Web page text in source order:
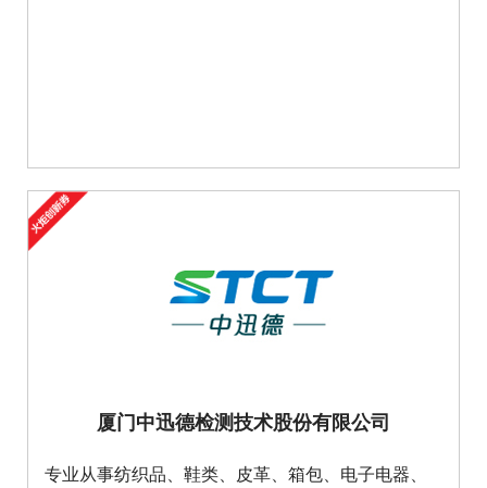
厦门中迅德检测技术股份有限公司
专业从事纺织品、鞋类、皮革、箱包、电子电器、